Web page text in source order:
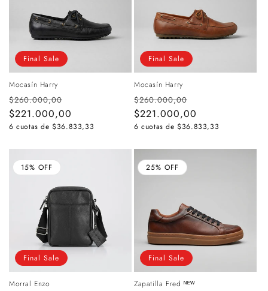
Final Sale
Mocasín Harry
Precio
habitual
$260.000,00
de
oferta
$221.000,00
6 cuotas de $36.833,33
Final Sale
Mocasín Harry
Precio
habitual
$260.000,00
de
oferta
$221.000,00
6 cuotas de $36.833,33
Final Sale
Morral Enzo
15% OFF
Final Sale
Zapatilla Fred ᴺᴱᵂ
25% OFF